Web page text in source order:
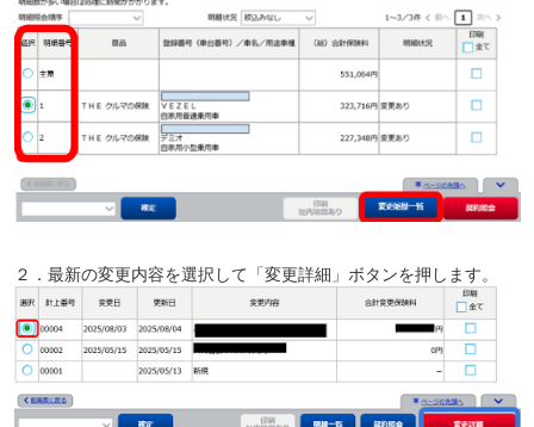
２．最新の変更内容を選択して「変更詳細」ボタンを押します。